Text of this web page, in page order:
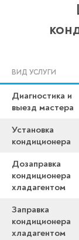
ВИД УСЛУГИ
Диагностика и
выезд мастера
Установка
кондиционера
Дозаправка
кондиционера
хладагентом
Заправка
кондиционера
хладагентом